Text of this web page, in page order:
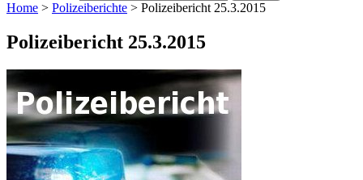
Home > Polizeiberichte > Polizeibericht 25.3.2015
Polizeibericht 25.3.2015